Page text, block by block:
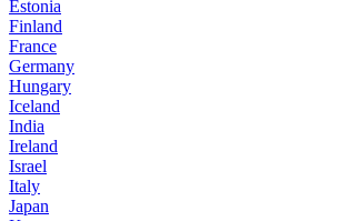
Estonia
Finland
France
Germany
Hungary
Iceland
India
Ireland
Israel
Italy
Japan